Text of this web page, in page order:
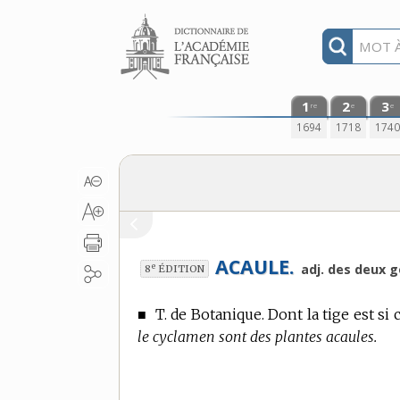
Aller au contenu
1 re
1694
2e
1718
3e
1740
8e ÉDITION ACAULE. adj. des deux
■ T. de Botanique. Dont la tige est si
le cyclamen sont des plantes acaules.